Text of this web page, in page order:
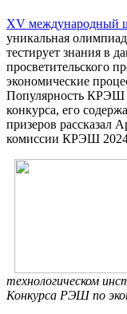
XV
уникальная
тестирует знания в
просветительского
экономические
Популярность КРЭШ
конкурса, его
призеров рассказал
комиссии КРЭШ
технологическом
Конкурса РЭШ по